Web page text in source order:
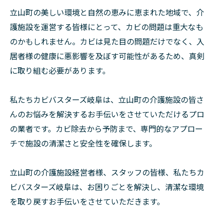
立山町の美しい環境と自然の恵みに恵まれた地域で、介
護施設を運営する皆様にとって、カビの問題は重大なも
のかもしれません。カビは見た目の問題だけでなく、入
居者様の健康に悪影響を及ぼす可能性があるため、真剣
に取り組む必要があります。
私たちカビバスターズ岐阜は、立山町の介護施設の皆さ
んのお悩みを解決するお手伝いをさせていただけるプロ
の業者です。カビ除去から予防まで、専門的なアプロー
チで施設の清潔さと安全性を確保します。
立山町の介護施設経営者様、スタッフの皆様、私たちカ
ビバスターズ岐阜は、お困りごとを解決し、清潔な環境
を取り戻すお手伝いをさせていただきます。